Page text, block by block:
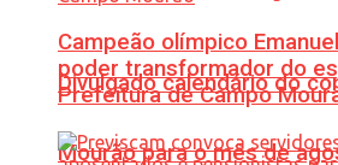
Divulgado calendário do
Mourão para o mês de
Campeão olímpico
poder transformador do
Prefeitura de Campo